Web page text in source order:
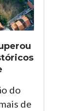
do
de